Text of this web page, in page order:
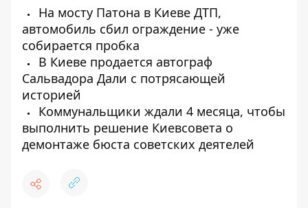
На мосту Патона в Киеве ДТП,
автомобиль сбил ограждение - уже
собирается пробка
В Киеве продается автограф
Сальвадора Дали с потрясающей
историей
Коммунальщики ждали 4 месяца, чтобы
выполнить решение Киевсовета о
демонтаже бюста советских деятелей